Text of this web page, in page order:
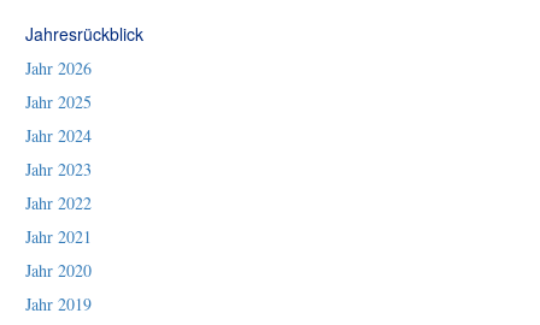
Jahresrückblick
Jahr 2026
Jahr 2025
Jahr 2024
Jahr 2023
Jahr 2022
Jahr 2021
Jahr 2020
Jahr 2019